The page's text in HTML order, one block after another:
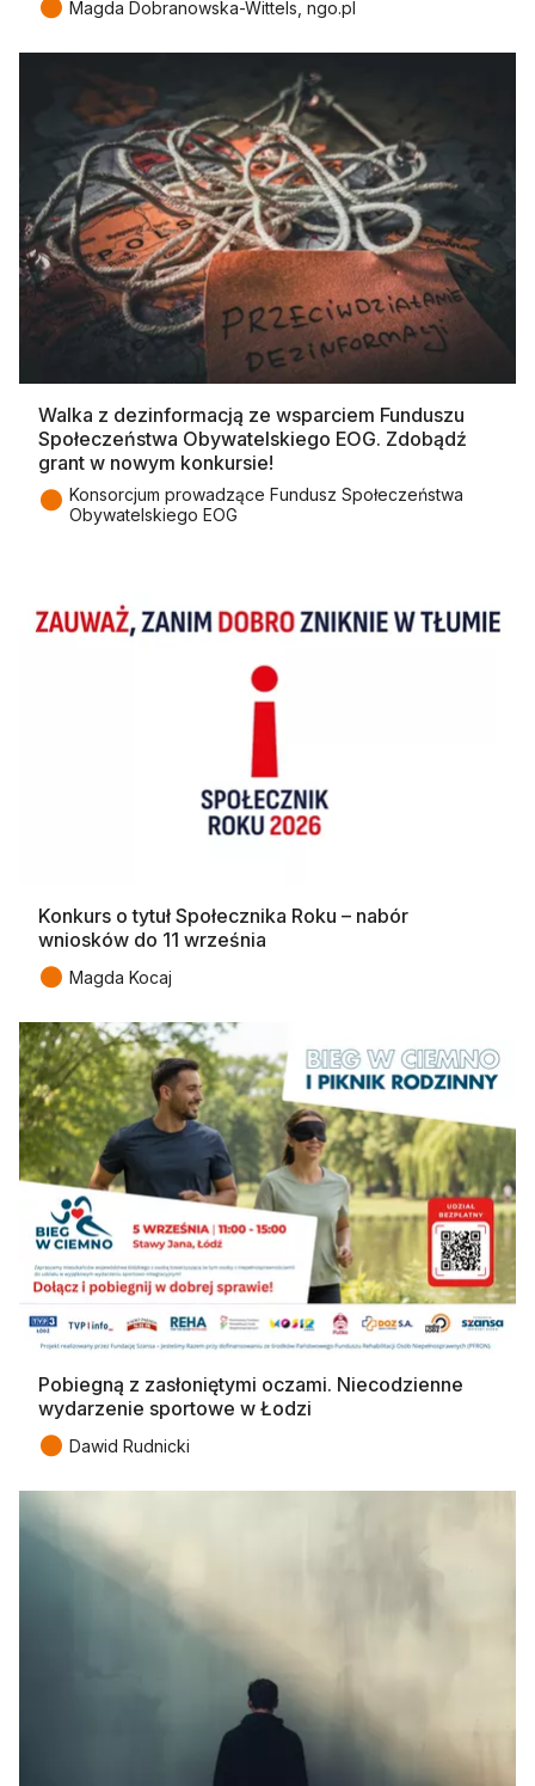
● Magda Dobranowska-Wittels, ngo.pl
Walka z dezinformacją ze wsparciem Funduszu
Społeczeństwa Obywatelskiego EOG. Zdobądź
grant w nowym konkursie!
● Konsorcjum prowadzące Fundusz Społeczeństwa
Obywatelskiego EOG
Konkurs o tytuł Społecznika Roku – nabór
wniosków do 11 września
● Magda Kocaj
Pobiegną z zasłoniętymi oczami. Niecodzienne
wydarzenie sportowe w Łodzi
● Dawid Rudnicki